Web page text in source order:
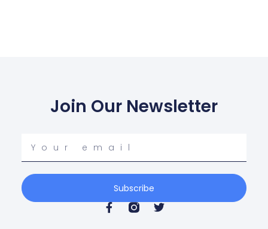
Join Our Newsletter
email
Subscribe
F
a
T